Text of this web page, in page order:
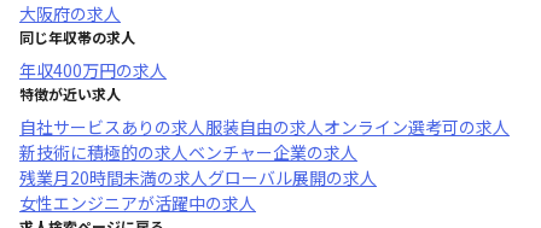
大阪府の求人
同じ年収帯の求人
年収400万円の求人
特徴が近い求人
自社サービスあり の求人服装自由の求人オンライン選考可の求人
新技術に積極的の求人ベンチャー企業の求人
残業月20時間未満の求人グローバル展開の求人
女性エンジニアが活躍中の求人